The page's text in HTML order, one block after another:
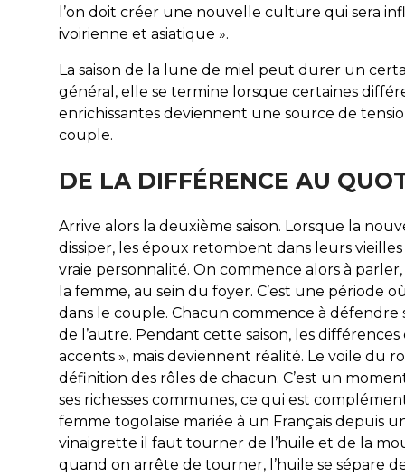
l’on doit créer une nouvelle culture qui sera
ivoirienne et asiatique ».
La saison de la lune de miel peut durer un
général, elle se termine lorsque certaines
enrichissantes deviennent une source de
couple.
DE LA DIFFÉRENCE AU
Arrive alors la deuxième saison. Lorsque la
dissiper, les époux retombent dans leurs
vraie personnalité. On commence alors à
la femme, au sein du foyer. C’est une période
dans le couple. Chacun commence à
de l’autre. Pendant cette saison, les
accents », mais deviennent réalité. Le voile du
définition des rôles de chacun. C’est un
ses richesses communes, ce qui est
femme togolaise mariée à un Français depuis
vinaigrette il faut tourner de l’huile et de la
quand on arrête de tourner, l’huile se sépare